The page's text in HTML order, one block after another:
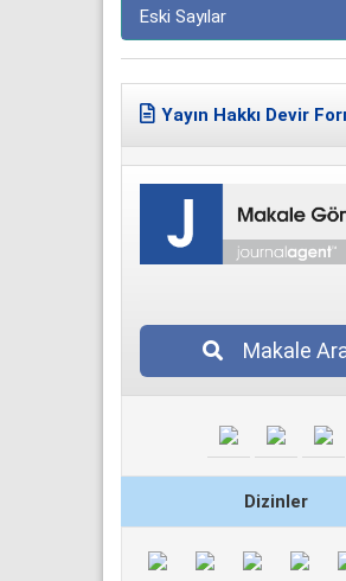
Eski Sayılar
Yayın Hakkı Devir
Makale
Dizinler